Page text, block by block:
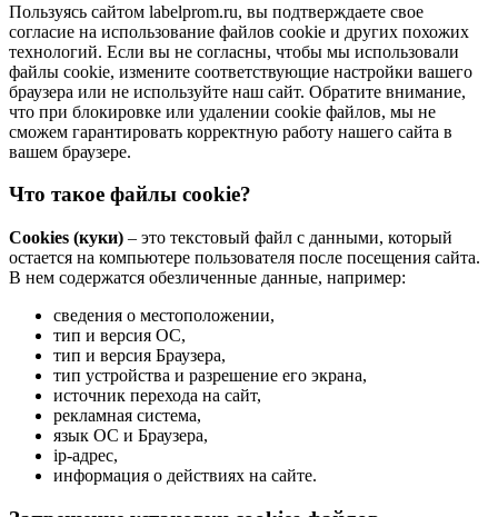
Пользуясь сайтом labelprom.ru, вы подтверждаете свое
согласие на использование файлов cookie и других похожих
технологий. Если вы не согласны, чтобы мы использовали
файлы cookie, измените соответствующие настройки вашего
браузера или не используйте наш сайт. Обратите внимание,
что при блокировке или удалении cookie файлов, мы не
сможем гарантировать корректную работу нашего сайта в
вашем браузере.
Что такое файлы cookie?
Cookies (куки) – это текстовый файл с данными, который
остается на компьютере пользователя после посещения сайта.
В нем содержатся обезличенные данные, например:
сведения о местоположении,
тип и версия ОС,
тип и версия Браузера,
тип устройства и разрешение его экрана,
источник перехода на сайт,
рекламная система,
язык ОС и Браузера,
ip-адрес,
информация о действиях на сайте.